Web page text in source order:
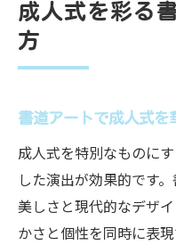
自分らしさを表現
初心者でも挑
自分だけの書
書道アートで
書道アート体
大人向け書道教室
成人式を彩る
方
書道アートで成人式を
成人式を特別なものに
した演出が効果的です
美しさと現代的なデザ
かさと個性を同時に表